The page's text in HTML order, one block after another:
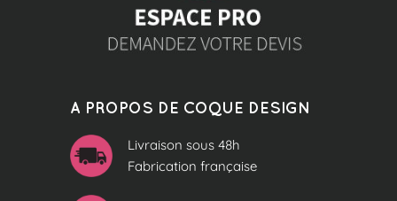
A PROPOS DE COQUE DESIGN
Livraison sous 48h
Fabrication française